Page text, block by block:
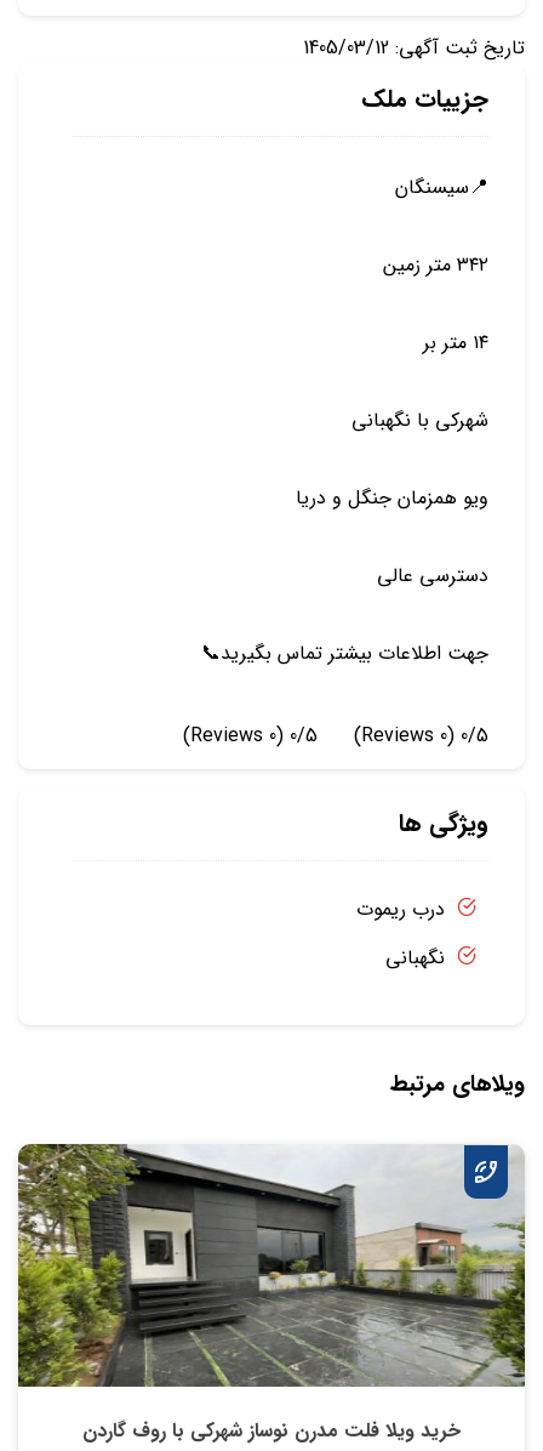
تاریخ ثبت آگهی: 1405/03/12
جزییات ملک
📍سيسنگان
٣٤٢ متر زمين
١٤ متر بر
شهركي با نگهباني
ويو همزمان جنگل و دريا
دسترسي عالي
جهت اطلاعات بيشتر تماس بگيريد📞
0/5
(0 Reviews)
0/5
(0 Reviews)
ویژگی ها
درب ریموت
نگهبانی
ویلاهای مرتبط
خريد ویلا فلت مدرن نوساز شهركي با روف گاردن